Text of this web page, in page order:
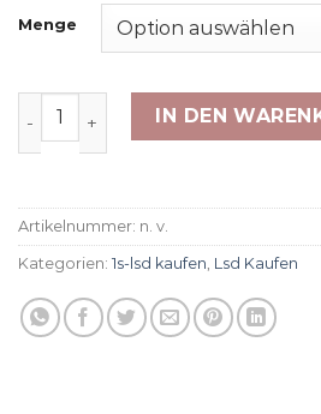
bis
Menge
1S LSD – 10 ug pellets Menge
IN DEN
Artikelnummer: n. v.
Kategorien: 1s-lsd kaufen, Lsd Kaufen​